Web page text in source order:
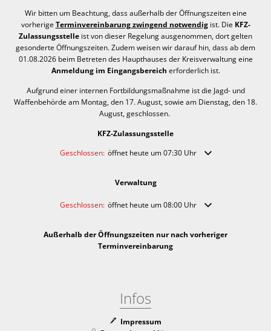
Wir bitten um Beachtung, dass außerhalb der Öffnungszeiten eine
vorherige Terminvereinbarung zwingend notwendigist. Die KFZ-
Zulassungsstelle ist von dieser Regelung ausgenommen, dort gelten
gesonderte Öffnungszeiten. Zudem weisen wir darauf hin, dass ab dem
01.08.2026 beim Betreten des Haupthauses der Kreisverwaltung eine
Anmeldung im Eingangsbereich erforderlich ist.
Aufgrund einer internen Fortbildungsmaßnahme ist die Jagd- und
Waffenbehörde am Montag, den 17. August, sowie am Dienstag, den 18.
August, geschlossen.
KFZ-Zulassungsstelle
Klicken, um weitere Öffnungs- oder Schließzeiten
Geschlossen: öffnet heute um 07:30 Uhr
Verwaltung
Klicken, um weitere Öffnungs- oder Schließzeiten
Geschlossen: öffnet heute um 08:00 Uhr
Außerhalb der Öffnungszeiten nur nach vorheriger
Terminvereinbarung
Infos
Impressum